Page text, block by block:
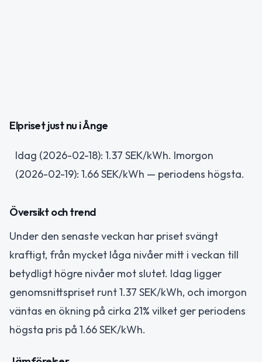
Elpriset just nu i Ånge
Idag (2026-02-18): 1.37 SEK/kWh. Imorgon
(2026-02-19): 1.66 SEK/kWh — periodens högsta.
Översikt och trend
Under den senaste veckan har priset svängt
kraftigt, från mycket låga nivåer mitt i veckan till
betydligt högre nivåer mot slutet. Idag ligger
genomsnittspriset runt 1.37 SEK/kWh, och imorgon
väntas en ökning på cirka 21% vilket ger periodens
högsta pris på 1.66 SEK/kWh.